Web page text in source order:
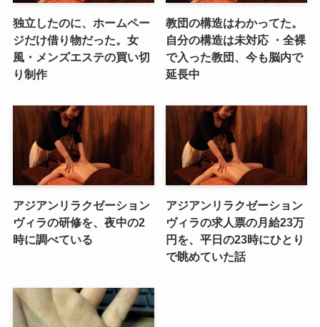
独立したのに、ホームペー
ジだけ借り物だった。女
風・メンズエステの買い切
り制作
教団の構造はわかってた。
自分の構造は未対応 ・全裸
で入った教団、今も脳内で
延長中
アジアンリラクゼーション
ヴィラの研修を、夜中の2
時に調べている
アジアンリラクゼーション
ヴィラの求人票の月給23万
円を、平日の23時にひとり
で眺めていた話